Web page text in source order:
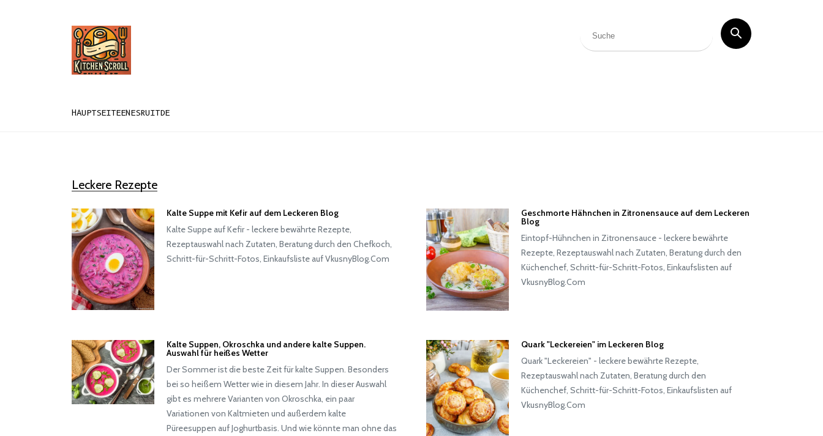
HAUPTSEITEENESRUITDE
Leckere Rezepte
Kalte Suppe mit Kefir auf dem Leckeren Blog
Kalte Suppe auf Kefir - leckere bewährte Rezepte,
Rezeptauswahl nach Zutaten, Beratung durch den Chefkoch,
Schritt-für-Schritt-Fotos, Einkaufsliste auf VkusnyBlog.Com
Geschmorte Hähnchen in Zitronensauce auf dem Leckeren
Blog
Eintopf-Hühnchen in Zitronensauce - leckere bewährte
Rezepte, Rezeptauswahl nach Zutaten, Beratung durch den
Küchenchef, Schritt-für-Schritt-Fotos, Einkaufslisten auf
VkusnyBlog.Com
Kalte Suppen, Okroschka und andere kalte Suppen.
Auswahl für heißes Wetter
Der Sommer ist die beste Zeit für kalte Suppen. Besonders
bei so heißem Wetter wie in diesem Jahr. In dieser Auswahl
gibt es mehrere Varianten von Okroschka, ein paar
Variationen von Kaltmieten und außerdem kalte
Püreesuppen auf Joghurtbasis. Und wie könnte man ohne das
Quark "Leckereien" im Leckeren Blog
Quark "Leckereien" - leckere bewährte Rezepte,
Rezeptauswahl nach Zutaten, Beratung durch den
Küchenchef, Schritt-für-Schritt-Fotos, Einkaufslisten auf
VkusnyBlog.Com